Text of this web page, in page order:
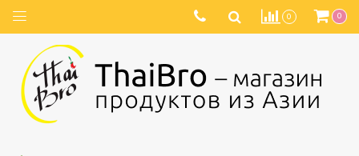
0 0